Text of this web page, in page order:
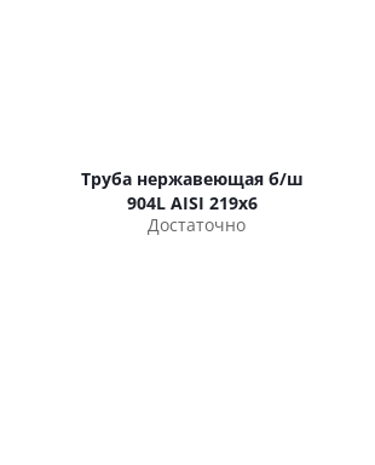
Труба нержавеющая б/ш
904L AISI 219х6
Достаточно